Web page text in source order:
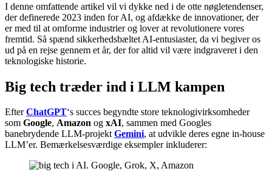
I denne omfattende artikel vil vi dykke ned i de otte nøgletendenser,
der definerede 2023 inden for AI, og afdække de innovationer, der
er med til at omforme industrier og lover at revolutionere vores
fremtid. Så spænd sikkerhedsbæltet AI-entusiaster, da vi begiver os
ud på en rejse gennem et år, der for altid vil være indgraveret i den
teknologiske historie.
Big tech træder ind i LLM kampen
EfterChatGPT‘s succes begyndte store teknologivirksomheder
som Google, Amazon og xAI, sammen med Googles
banebrydende LLM-projektGemini, at udvikle deres egne in-house
LLM’er. Bemærkelsesværdige eksempler inkluderer: